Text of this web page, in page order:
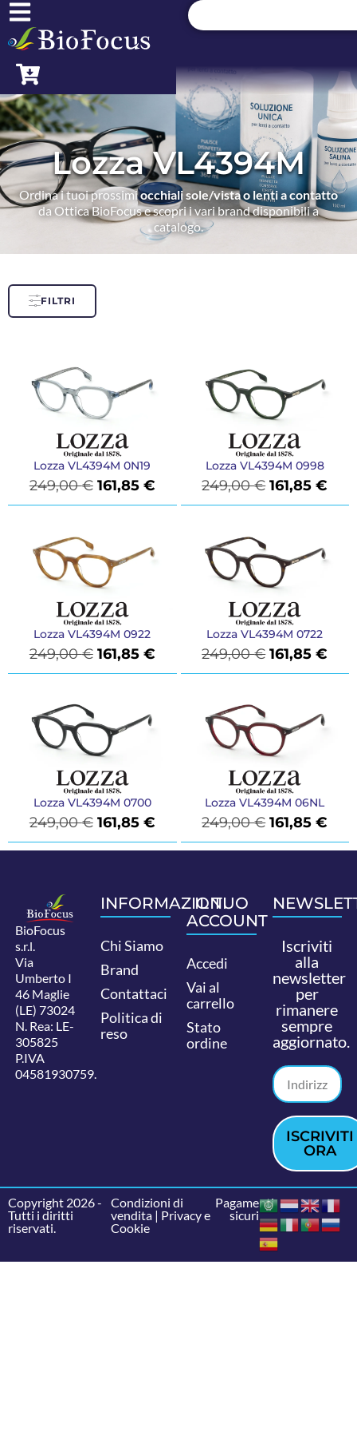
Lozza VL4394M
Ordina i tuoi prossimiocchiali sole/vista o lenti a contatto
da Ottica BioFocus e scopri i vari brand disponibili a
catalogo.
FILTRI
Lozza VL4394M 0N19
249,00€ 161,85 €
Lozza VL4394M 0998
249,00€ 161,85€
Lozza VL4394M 0922
249,00€ 161,85 €
Lozza VL4394M 0722
249,00€ 161,85€
Lozza VL4394M 0700
249,00€ 161,85 €
Lozza VL4394M 06NL
249,00€ 161,85€
BioFocus
s.r.l.
Via
Umberto I
46 Maglie
(LE) 73024
N. Rea: LE-
305825
P.IVA
04581930759.
INFORMAZIONI
Chi Siamo
Brand
Contattaci
Politica di
reso
IL TUO
ACCOUNT
Accedi
Vai al
carrello
Stato
ordine
Iscriviti
alla
newsletter
per
rimanere
sempre
aggiornato.
ISCRIVITI
ORA
Copyright 2026 -
Tutti i diritti
riservati.
Condizioni di
vendita| Privacy e
Cookie
Pagamenti
sicuri